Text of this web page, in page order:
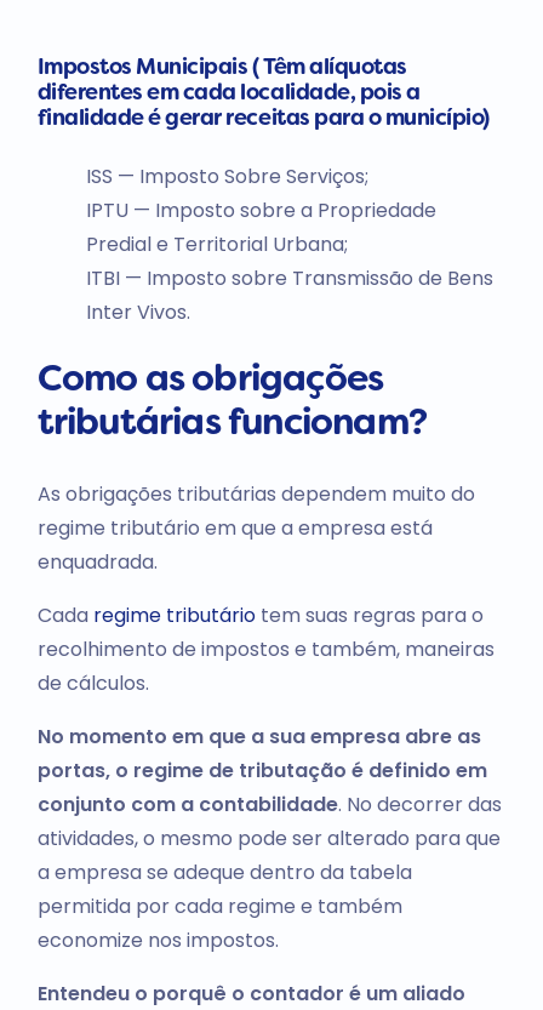
Impostos Municipais ( Têm alíquotas
diferentes em cada localidade, pois a
finalidade é gerar receitas para o município)
ISS — Imposto Sobre Serviços;
IPTU — Imposto sobre a Propriedade
Predial e Territorial Urbana;
ITBI — Imposto sobre Transmissão de Bens
Inter Vivos.
Como as obrigações
tributárias funcionam?
As obrigações tributárias dependem muito do
regime tributário em que a empresa está
enquadrada.
Cada regime tributáriotem suas regras para o
recolhimento de impostos e também, maneiras
de cálculos.
No momento em que a sua empresa abre as
portas, o regime de tributação é definido em
conjunto com a contabilidade. No decorrer das
atividades, o mesmo pode ser alterado para que
a empresa se adeque dentro da tabela
permitida por cada regime e também
economize nos impostos.
Entendeu o porquê o contador é um aliado